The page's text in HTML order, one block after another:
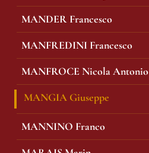
MANDER Francesco
MANFREDINI Francesco
MANFROCE Nicola Antonio
MANGIA Giuseppe
MANNINO Franco